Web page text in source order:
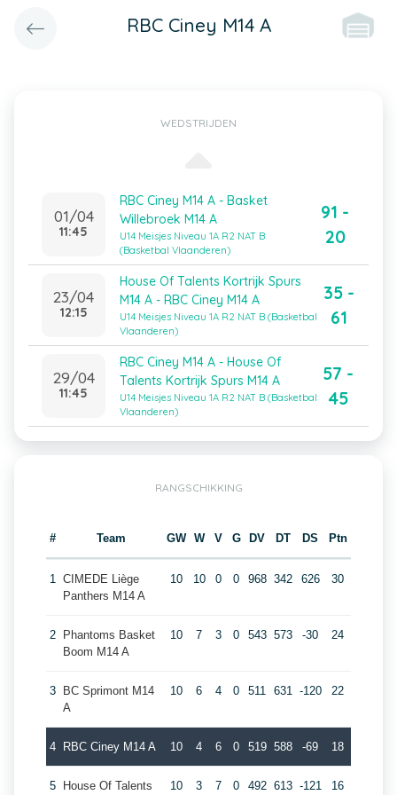
RBC Ciney M14 A
WEDSTRIJDEN
01/04
11:45
RBC Ciney M14 A - Basket
Willebroek M14 A
U14 Meisjes Niveau 1A R2 NAT B
(Basketbal Vlaanderen)
91 -
20
23/04
12:15
House Of Talents Kortrijk Spurs
M14 A - RBC Ciney M14 A
U14 Meisjes Niveau 1A R2 NAT B (Basketbal
Vlaanderen)
35 -
61
29/04
11:45
RBC Ciney M14 A - House Of
Talents Kortrijk Spurs M14 A
U14 Meisjes Niveau 1A R2 NAT B (Basketbal
Vlaanderen)
57 -
45
RANGSCHIKKING
# Team GW W V G DV DT DS Ptn
1 CIMEDE Liège
Panthers M14 A
10 10 0 0 968 342 626 30
2
Phantoms Basket
Boom M14 A
10 7 3 0 543 573 -30 24
3
BC Sprimont M14
A
10 6 4 0 511 631 -120 22
4 RBC Ciney M14 A 10 4 6 0 519 588 -69 18
5 House Of Talents 10 3 7 0 492 613 -121 16